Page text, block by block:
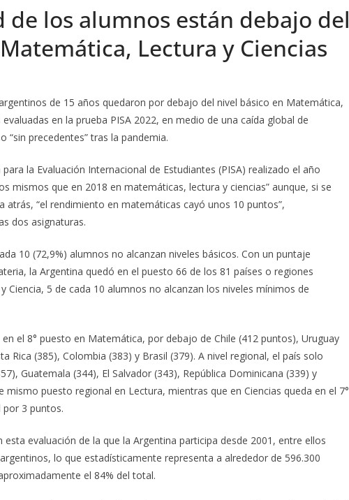
de los alumnos están debajo del
Lectura y Ciencias
de 15 años quedaron por debajo del nivel básico en Matemática,
en la prueba PISA 2022, en medio de una caída global de
“sin precedentes” tras la pandemia.
la Evaluación Internacional de Estudiantes (PISA) realizado el año
mismos que en 2018 en matemáticas, lectura y ciencias” aunque, si se
atrás, “el rendimiento en matemáticas cayó unos 10 puntos”,
dos asignaturas.
10 (72,9%) alumnos no alcanzan niveles básicos. Con un puntaje
la Argentina quedó en el puesto 66 de los 81 países o regiones
Ciencia, 5 de cada 10 alumnos no alcanzan los niveles mínimos de
el 8° puesto en Matemática, por debajo de Chile (412 puntos), Uruguay
Rica (385), Colombia (383) y Brasil (379). A nivel regional, el país solo
Guatemala (344), El Salvador (343), República Dominicana (339) y
mismo puesto regional en Lectura, mientras que en Ciencias queda en el 7°
por 3 puntos.
evaluación de la que la Argentina participa desde 2001, entre ellos
lo que estadísticamente representa a alrededor de 596.300
el 84% del total.